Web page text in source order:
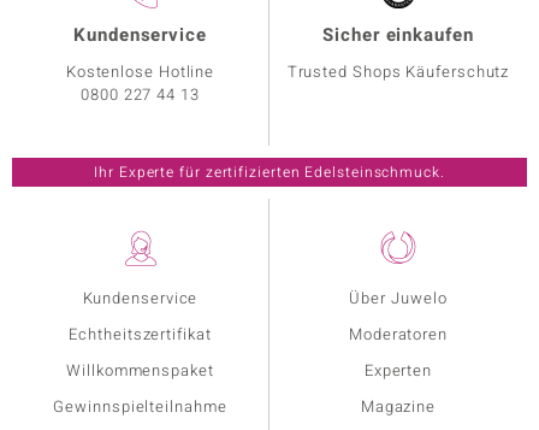
Kundenservice
Echtheitszertifikat
Willkommenspaket
Gewinnspielteilnahme
Über Juwelo
Moderatoren
Experten
Magazine
Kundenservice
Kostenlose Hotline
0800 227 44 13
Sicher einkaufen
Trusted Shops Käuferschutz
Ihr Experte für zertifizierten Edelsteinschmuck.